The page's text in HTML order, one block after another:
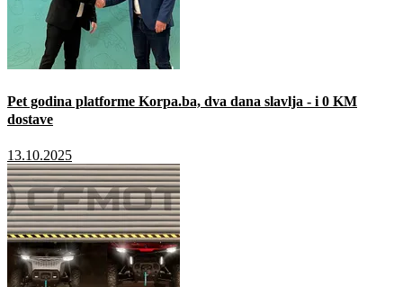
Pet godina platforme Korpa.ba, dva dana slavlja - i 0 KM
dostave
13.10.2025